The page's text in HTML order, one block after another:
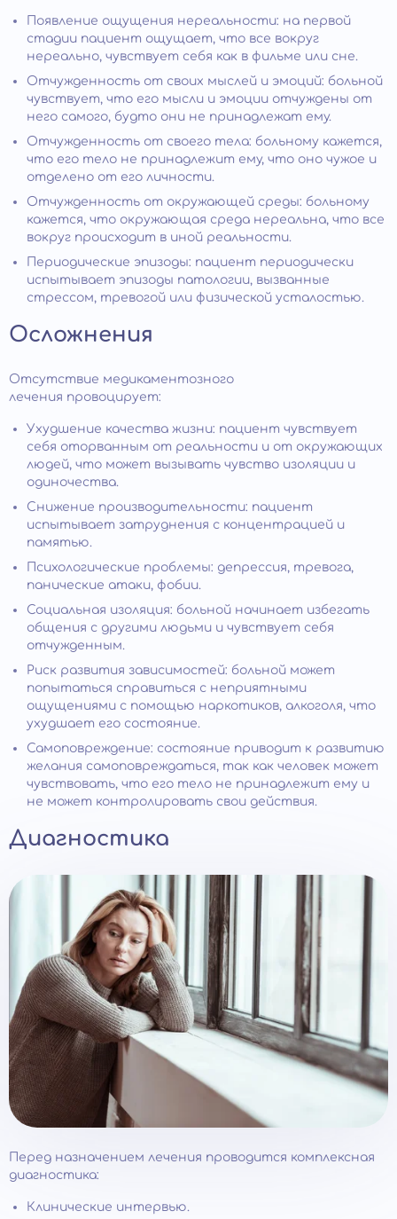
Появление ощущения нереальности: на первой
стадии пациент ощущает, что все вокруг
нереально, чувствует себя как в фильме или сне.
Отчужденность от своих мыслей и эмоций: больной
чувствует, что его мысли и эмоции отчуждены от
него самого, будто они не принадлежат ему.
Отчужденность от своего тела: больному кажется,
что его тело не принадлежит ему, что оно чужое и
отделено от его личности.
Отчужденность от окружающей среды: больному
кажется, что окружающая среда нереальна, что все
вокруг происходит в иной реальности.
Периодические эпизоды: пациент периодически
испытывает эпизоды патологии, вызванные
стрессом, тревогой или физической усталостью.
Осложнения
Отсутствие медикаментозного
лечения провоцирует:
Ухудшение качества жизни: пациент чувствует
себя оторванным от реальности и от окружающих
людей, что может вызывать чувство изоляции и
одиночества.
Снижение производительности: пациент
испытывает затруднения с концентрацией и
памятью.
Психологические проблемы: депрессия, тревога,
панические атаки, фобии.
Социальная изоляция: больной начинает избегать
общения с другими людьми и чувствует себя
отчужденным.
Риск развития зависимостей: больной может
попытаться справиться с неприятными
ощущениями с помощью наркотиков, алкоголя, что
ухудшает его состояние.
Самоповреждение: состояние приводит к развитию
желания самоповреждаться, так как человек может
чувствовать, что его тело не принадлежит ему и
не может контролировать свои действия.
Диагностика
Перед назначением лечения проводится комплексная
диагностика:
Клинические интервью.